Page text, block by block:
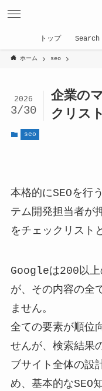
トップ Search
ホーム seo
企業の
クリスト
2026
3/30
seo
本格的にSEOを行
テム開発担当者が
をチェックリスト
Googleは200以上
が、その内容の全
ません。
全ての要素が順位
せんが、検索結果
ブサイト全体の設
め、基本的なSEO